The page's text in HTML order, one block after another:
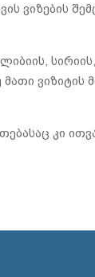
ლიბიის,
ვიზიტის
კი